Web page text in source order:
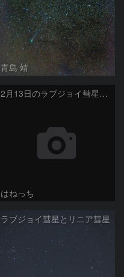
青島 靖
2月13日のラブジョイ彗星とリニア彗星
はねっち
ラブジョイ彗星とリニア彗星